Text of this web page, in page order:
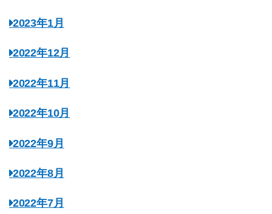
2023年1月
2022年12月
2022年11月
2022年10月
2022年9月
2022年8月
2022年7月